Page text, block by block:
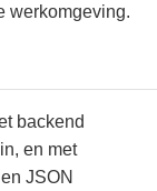
werkomgeving.
backend
en met
JSON